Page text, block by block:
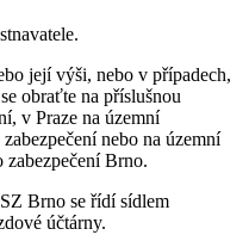
její výši, nebo v případech,
obraťte na příslušnou
v Praze na územní
nebo na územní
zabezpečení Brno.
Brno se řídí sídlem
účtárny.